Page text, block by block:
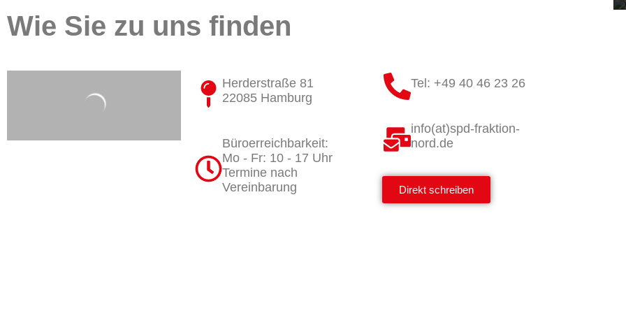
Wie Sie zu uns finden
Herderstraße 81
22085 Hamburg
Büroerreichbarkeit:
Mo - Fr: 10 - 17 Uhr
Termine nach
Vereinbarung
Tel: +49 40 46 23 26
info(at)spd-fraktion-
nord.de
Direkt schreiben